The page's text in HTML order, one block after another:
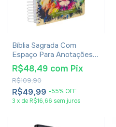
Bíblia Sagrada Com
Espaço Para Anotações
Harpa Avivada E Corinhos
Lion Colors
R$49,99 -55% OFF
R$109,90
R$48,49 com Pix
3 x de R$16,66 sem juros